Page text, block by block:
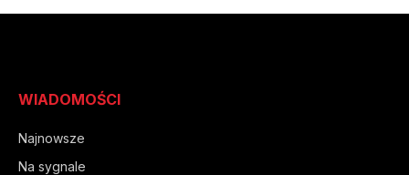
WIADOMOŚCI
Najnowsze
Na sygnale